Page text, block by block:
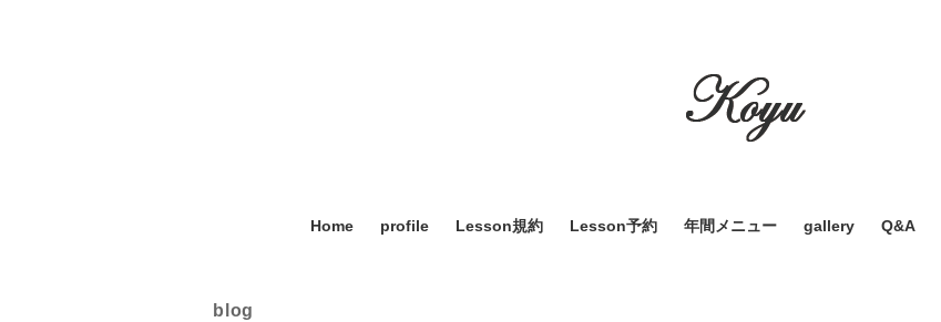
Home profile Lesson規約 Lesson予約 年間メニュー gallery Q&A
blog